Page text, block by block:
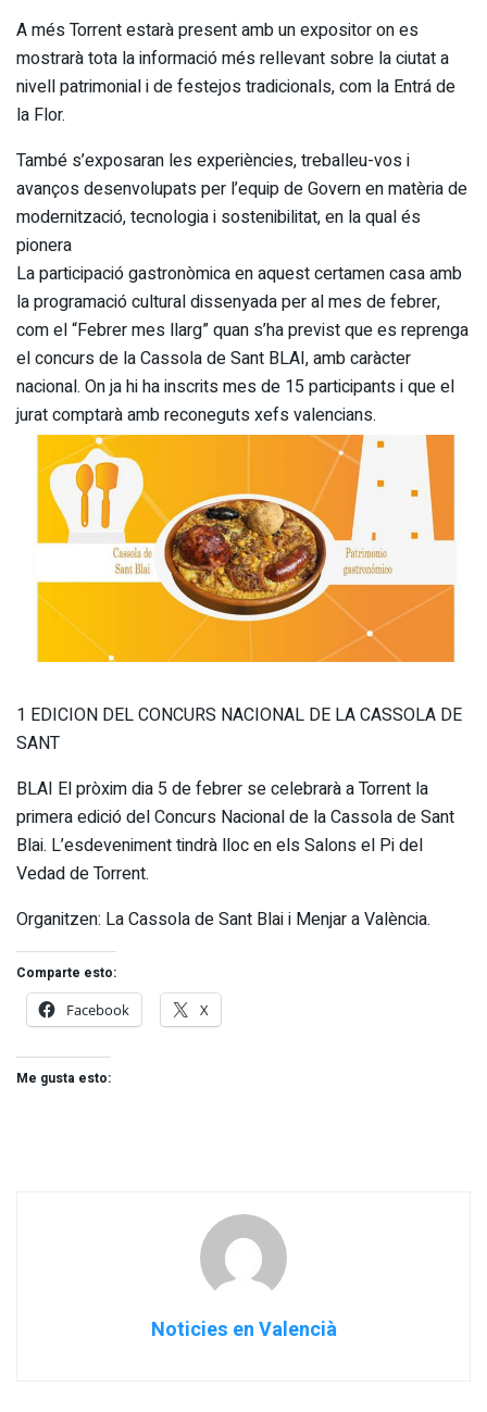
A més Torrent estarà present amb un expositor on es
mostrarà tota la informació més rellevant sobre la ciutat a
nivell patrimonial i de festejos tradicionals, com la Entrá de
la Flor.
També s’exposaran les experiències, treballeu-vos i
avanços desenvolupats per l’equip de Govern en matèria de
modernització, tecnologia i sostenibilitat, en la qual és
pionera
La participació gastronòmica en aquest certamen casa amb
la programació cultural dissenyada per al mes de febrer,
com el “Febrer mes llarg” quan s’ha previst que es reprenga
el concurs de la Cassola de Sant BLAI, amb caràcter
nacional. On ja hi ha inscrits mes de 15 participants i que el
jurat comptarà amb reconeguts xefs valencians.
1 EDICION DEL CONCURS NACIONAL DE LA CASSOLA DE
SANT
BLAI El pròxim dia 5 de febrer se celebrarà a Torrent la
primera edició del Concurs Nacional de la Cassola de Sant
Blai. L’esdeveniment tindrà lloc en els Salons el Pi del
Vedad de Torrent.
Organitzen: La Cassola de Sant Blai i Menjar a València.
Comparte esto:
Facebook
X
Me gusta esto:
Noticies en Valencià